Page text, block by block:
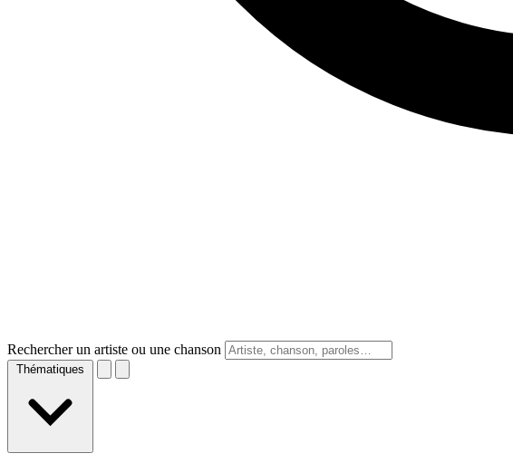
Rechercher un artiste ou une chanson
Thématiques